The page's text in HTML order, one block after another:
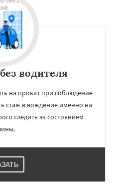
водителя
на прокат при соблюдение
стаж в вождение именно на
следить за состоянием